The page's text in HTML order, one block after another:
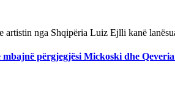
artistin nga Shqipëria Luiz Ejlli kanë
mbajnë përgjegjësi Mickoski dhe